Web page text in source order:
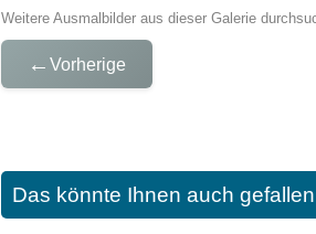
Weitere Ausmalbilder aus dieser Galerie
← Vorherige
Das könnte Ihnen auch gefallen